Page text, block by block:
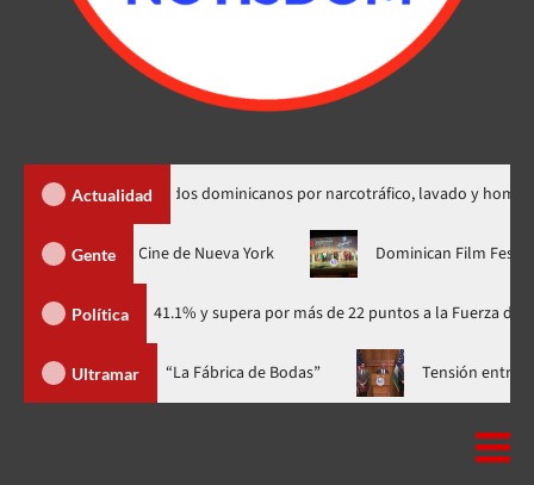
Actualidad
de dos dominicanos por narcotráfico, lavado y homicidio
Gente
mundial en el Festival de Cine de Nueva York
Política
con 41.1% y supera por más de 22 puntos a la Fuerza del Pueblo
Ultramar
llena y el estreno mundial de “La Fábrica de Bodas”